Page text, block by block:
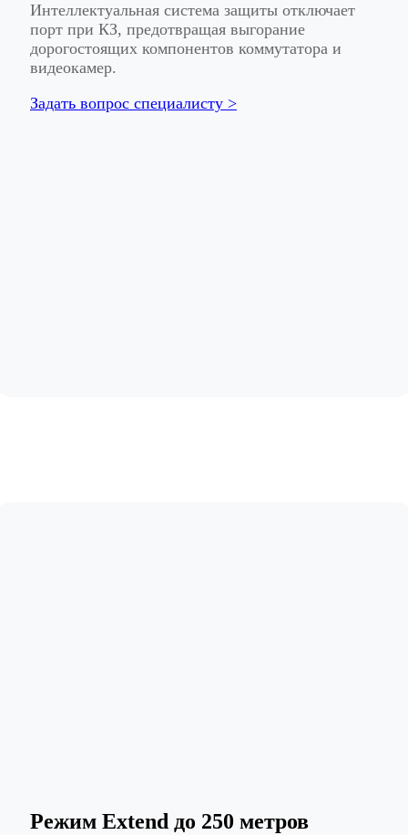
Интеллектуальная система защиты отключает
порт при КЗ, предотвращая выгорание
дорогостоящих компонентов коммутатора и
видеокамер.
Задать вопрос специалисту >
Режим Extend до 250 метров